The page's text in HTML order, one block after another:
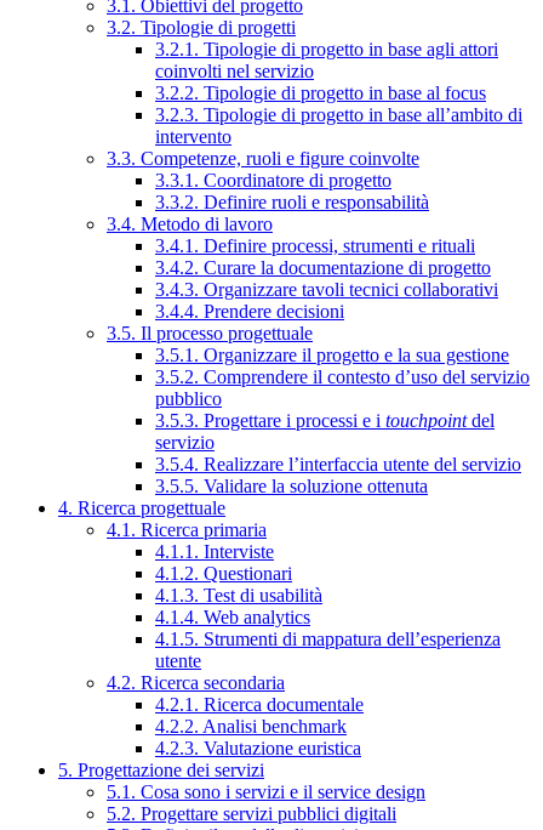
3.1. Obiettivi del progetto
3.2. Tipologie di progetti
3.2.1. Tipologie di progetto in base agli attori
coinvolti nel servizio
3.2.2. Tipologie di progetto in base al focus
3.2.3. Tipologie di progetto in base all’ambito di
intervento
3.3. Competenze, ruoli e figure coinvolte
3.3.1. Coordinatore di progetto
3.3.2. Definire ruoli e responsabilità
3.4. Metodo di lavoro
3.4.1. Definire processi, strumenti e rituali
3.4.2. Curare la documentazione di progetto
3.4.3. Organizzare tavoli tecnici collaborativi
3.4.4. Prendere decisioni
3.5. Il processo progettuale
3.5.1. Organizzare il progetto e la sua gestione
3.5.2. Comprendere il contesto d’uso del servizio
pubblico
3.5.3. Progettare i processi e i touchpointdel
servizio
3.5.4. Realizzare l’interfaccia utente del servizio
3.5.5. Validare la soluzione ottenuta
4. Ricerca progettuale
4.1. Ricerca primaria
4.1.1. Interviste
4.1.2. Questionari
4.1.3. Test di usabilità
4.1.4. Web analytics
4.1.5. Strumenti di mappatura dell’esperienza
utente
4.2. Ricerca secondaria
4.2.1. Ricerca documentale
4.2.2. Analisi benchmark
4.2.3. Valutazione euristica
5. Progettazione dei servizi
5.1. Cosa sono i servizi e il service design
5.2. Progettare servizi pubblici digitali